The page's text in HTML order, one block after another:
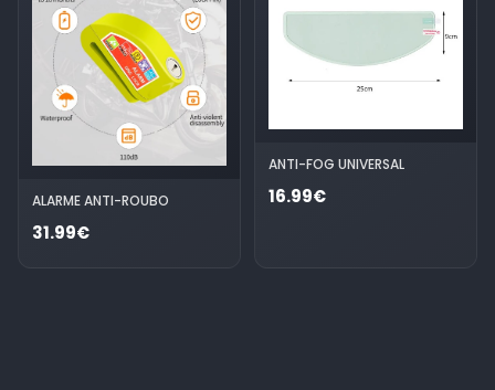
ALARME ANTI-ROUBO
31.99€
ANTI-FOG UNIVERSAL
16.99€